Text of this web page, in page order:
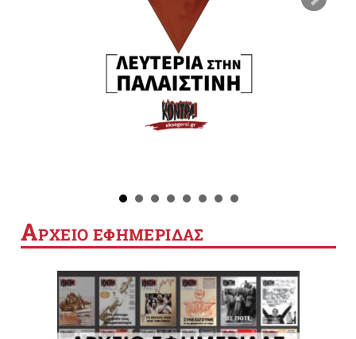
ΑΡΧΕΙΟ ΕΦΗΜΕΡΙΔΑΣ